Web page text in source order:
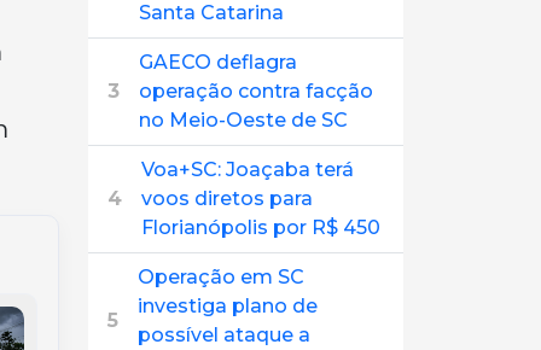
Santa Catarina
3
GAECO deflagra
operação contra facção
no Meio-Oeste de SC
4
Voa+SC: Joaçaba terá
voos diretos para
Florianópolis por R$ 450
5
Operação em SC
investiga plano de
possível ataque a